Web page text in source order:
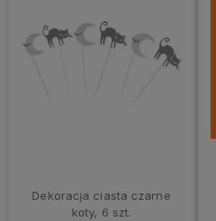
Dekoracja ciasta czarne
koty, 6 szt.